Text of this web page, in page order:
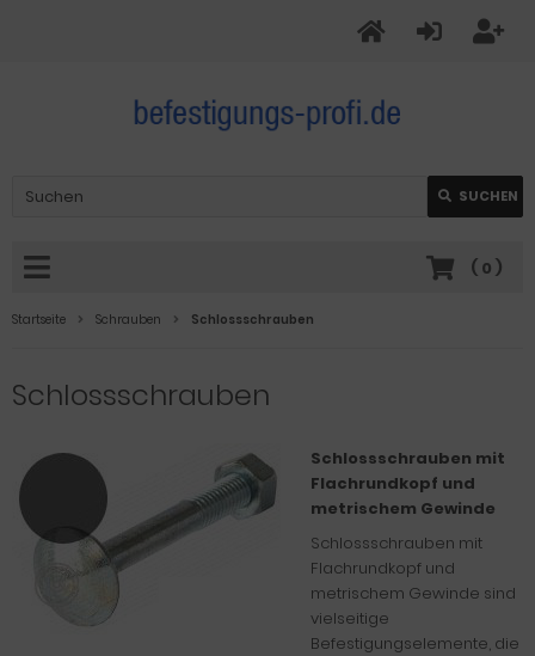
SUCHEN
( 0 )
Startseite Schrauben Schlossschrauben
Schlossschrauben
Schlossschrauben mit
Flachrundkopf und
metrischem Gewinde
Schlossschrauben mit
Flachrundkopf und
metrischem Gewinde sind
vielseitige
Befestigungselemente, die